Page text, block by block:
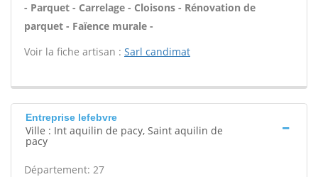
- Parquet - Carrelage - Cloisons - Rénovation de
parquet - Faïence murale -
Voir la fiche artisan : Sarl candimat
Entreprise lefebvre
Ville : Int aquilin de pacy, Saint aquilin de
pacy
Département: 27